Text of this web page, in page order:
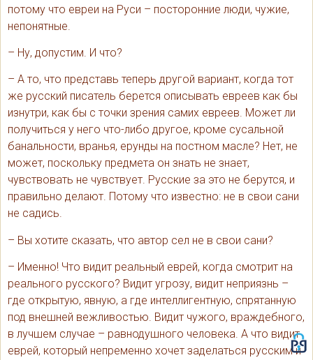
потому что евреи на Руси – посторонние люди, чужие,
непонятные.
– Ну, допустим. И что?
– А то, что представь теперь другой вариант, когда тот
же русский писатель берется описывать евреев как бы
изнутри, как бы с точки зрения самих евреев. Может ли
получиться у него что-либо другое, кроме сусальной
банальности, вранья, ерунды на постном масле? Нет, не
может, поскольку предмета он знать не знает,
чувствовать не чувствует. Русские за это не берутся, и
правильно делают. Потому что известно: не в свои сани
не садись.
– Вы хотите сказать, что автор сел не в свои сани?
– Именно! Что видит реальный еврей, когда смотрит на
реального русского? Видит угрозу, видит неприязнь –
где открытую, явную, а где интеллигентную, спрятанную
под внешней вежливостью. Видит чужого, враждебного,
в лучшем случае – равнодушного человека. А что видит
еврей, который непременно хочет заделаться русским и